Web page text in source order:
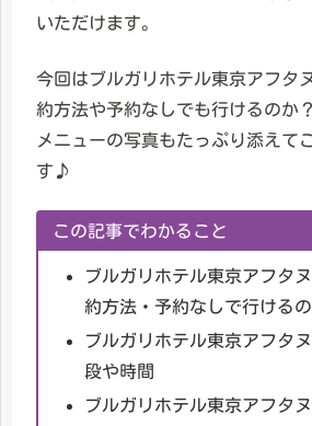
いただけます。
今回はブルガリホテル東京アフタ
約方法や予約なしでも行けるのか
メニューの写真もたっぷり添えて
す♪
この記事でわかること
ブルガリホテル東京アフタ
約方法・予約なしで行けるの
ブルガリホテル東京アフタ
段や時間
ブルガリホテル東京アフタ